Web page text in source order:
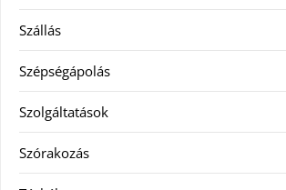
Szállás
Szépségápolás
Szolgáltatások
Szórakozás